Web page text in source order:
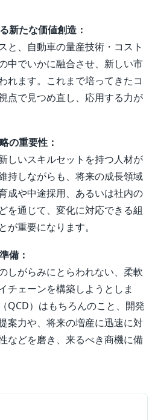
新たな価値創造：
と、自動車の量産技術・コスト
中でいかに融合させ、新しい市
れます。これまで培ってきたコ
点で見つめ直し、応用する力が
の重要性：
しいスキルセットを持つ人材が
持しながらも、将来の成長領域
成や中途採用、あるいは社内の
を通じて、変化に対応できる組
重要になります。
備：
しがらみにとらわれない、柔軟
チェーンを構築しようとしま
QCD）はもちろんのこと、開発
案力や、将来の増産に迅速に対
などを磨き、来るべき商機に備